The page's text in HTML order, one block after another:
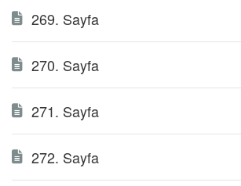
269. Sayfa
270. Sayfa
271. Sayfa
272. Sayfa